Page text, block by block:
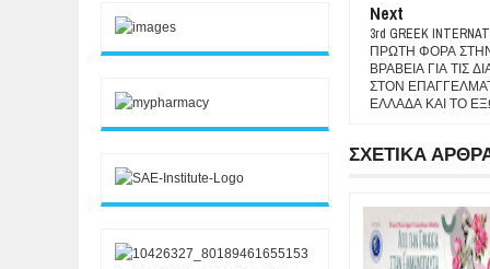
Next
3rd GREEK
ΠΡΩΤΗ ΦΟΡΑ
ΒΡΑΒΕΙΑ ΓΙΑ ΤΙΣ
ΣΤΟΝ
ΕΛΛΑΔΑ ΚΑΙ ΤΟ
ΣΧΕΤΙΚΑ